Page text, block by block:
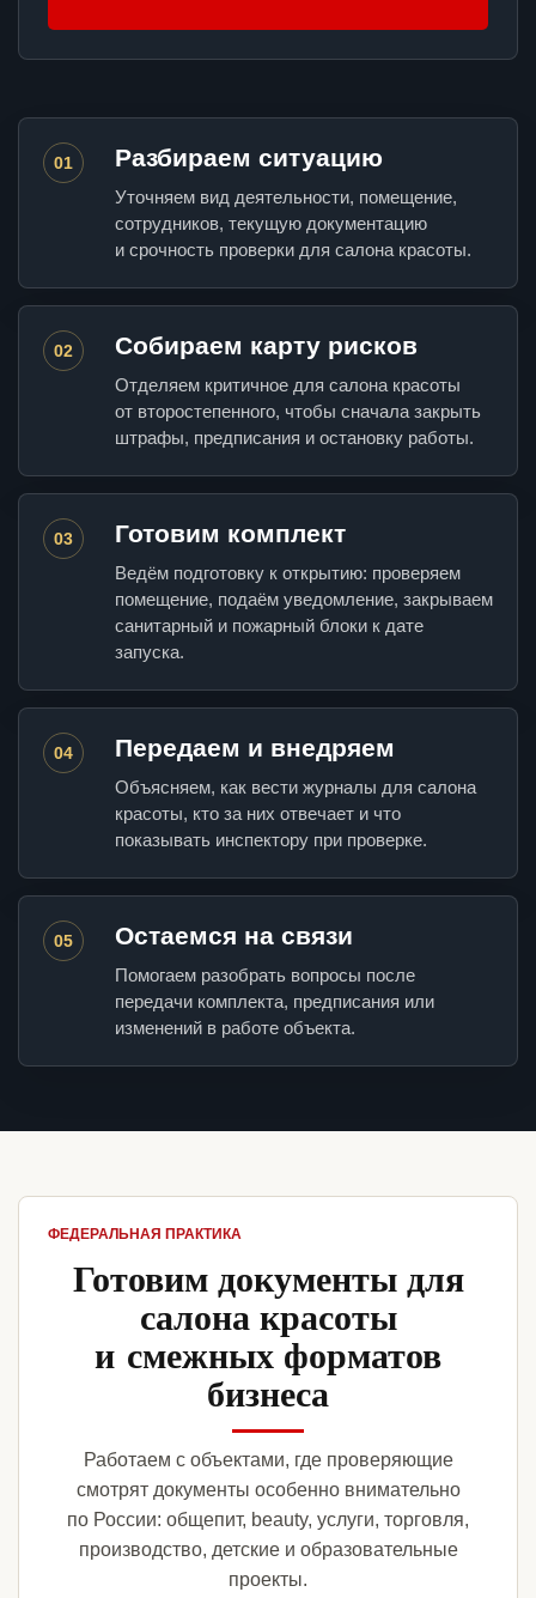
01 Разбираем ситуацию
Уточняем вид деятельности, помещение,
сотрудников, текущую документацию
и срочность проверки для салона красоты.
02 Собираем карту рисков
Отделяем критичное для салона красоты
от второстепенного, чтобы сначала закрыть
штрафы, предписания и остановку работы.
03 Готовим комплект
Ведём подготовку к открытию: проверяем
помещение, подаём уведомление, закрываем
санитарный и пожарный блоки к дате
запуска.
04 Передаем и внедряем
Объясняем, как вести журналы для салона
красоты, кто за них отвечает и что
показывать инспектору при проверке.
05 Остаемся на связи
Помогаем разобрать вопросы после
передачи комплекта, предписания или
изменений в работе объекта.
ФЕДЕРАЛЬНАЯ ПРАКТИКА
Готовим документы для
салона красоты
и смежных форматов
бизнеса
Работаем с объектами, где проверяющие
смотрят документы особенно внимательно
по России: общепит, beauty, услуги, торговля,
производство, детские и образовательные
проекты.